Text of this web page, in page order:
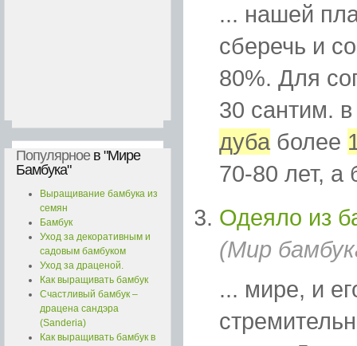
Популярноев "Мире
Бамбука"
Выращивание бамбука из
семян
Бамбук
Уход за декоративным и
садовым бамбуком
Уход за драценой.
Как выращивать бамбук
Счастливый бамбук –
драцена сандэра
(Sanderia)
Как выращивать бамбук в
... нашей
сберечь и
80%. Для
30 сантим.
дуба более
70-80 лет, а
Одеяло из
(Мир
... мире, и